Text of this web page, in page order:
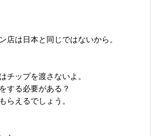
店は日本と同じではないから。
チップを渡さないよ。
する必要がある？
らえるでしょう。